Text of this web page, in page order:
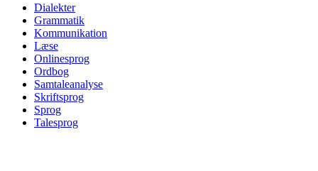
Dialekter
Grammatik
Kommunikation
Læse
Onlinesprog
Ordbog
Samtaleanalyse
Skriftsprog
Sprog
Talesprog